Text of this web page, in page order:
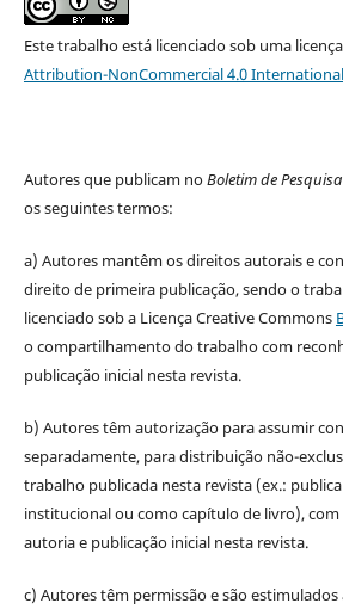
Este trabalho está licenciado sob uma licença
Attribution-NonCommercial 4.0
Autores que publicam noBoletim de
os seguintes termos:
a) Autores mantêm os direitos autorais e
direito de primeira publicação, sendo o
licenciado sob a Licença Creative Commons
o compartilhamento do trabalho com
publicação inicial nesta revista.
b) Autores têm autorização para assumir
separadamente, para distribuição não-
trabalho publicada nesta revista (ex.:
institucional ou como capítulo de livro),
autoria e publicação inicial nesta revista.
c) Autores têm permissão e são